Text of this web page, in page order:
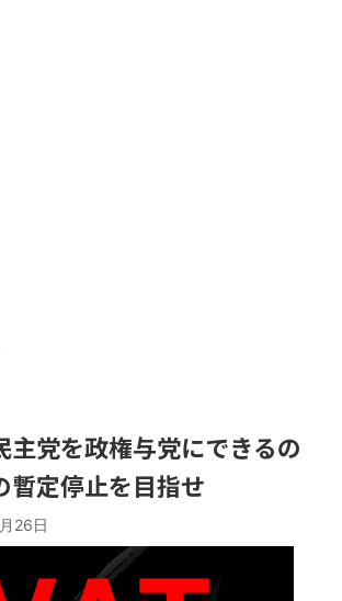
主党を政権与党にできるの
暫定停止を目指せ
26日